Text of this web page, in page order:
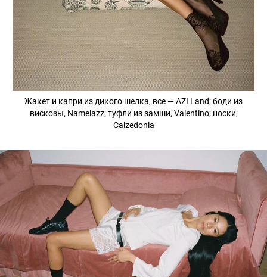
Жакет и капри из дикого шелка, все — AZI Land; боди из
вискозы, Namelazz; туфли из замши, Valentino; носки,
Calzedonia